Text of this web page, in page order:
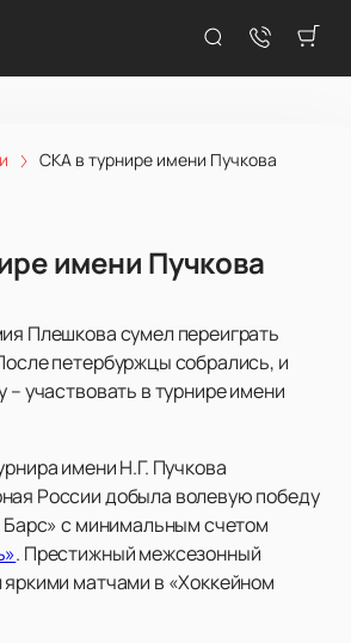
СКА в турнире имени Пучкова
имени Пучкова
Плешкова сумел переиграть
петербуржцы собрались, и
– участвовать в турнире имени
имени Н.Г. Пучкова
России добыла волевую победу
Барс» с минимальным счетом
. Престижный межсезонный
яркими матчами в «Хоккейном